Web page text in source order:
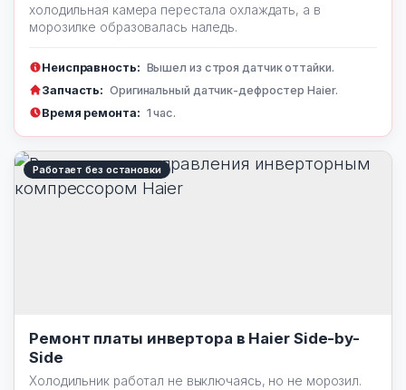
холодильная камера перестала охлаждать, а в
морозилке образовалась наледь.
Неисправность: Вышел из строя датчик оттайки.
Запчасть: Оригинальный датчик-дефростер Haier.
Время ремонта: 1 час.
Работает без остановки
Ремонт платы инвертора в Haier Side-by-
Side
Холодильник работал не выключаясь, но не морозил.